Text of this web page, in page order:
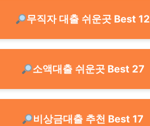
무직자 대출 쉬운곳 Best 12
소액대출 쉬운곳 Best 27
비상금대출 추천 Best 17